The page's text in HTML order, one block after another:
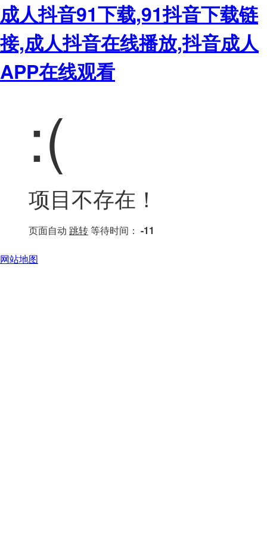
成人抖音91下载,91抖音下载链
接,成人抖音在线播放,抖音成人
APP在线观看
:(
项目不存在！
页面自动 跳转等待时间： -11
网站地图